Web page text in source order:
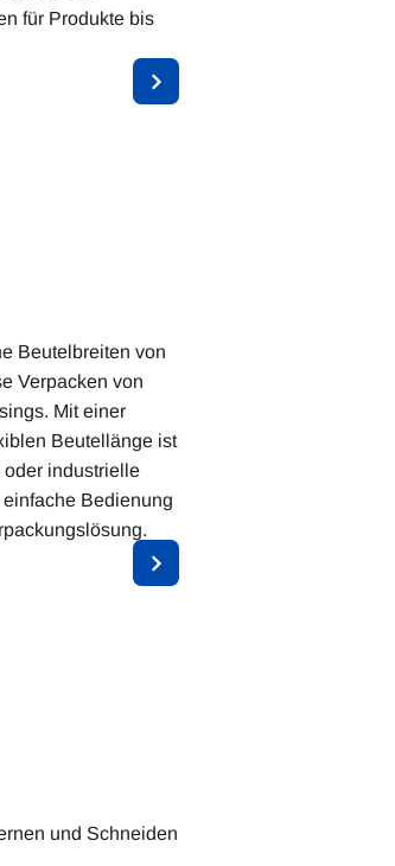
für Produkte bis
Beutelbreiten von
Verpacken von
Mit einer
Beutellänge ist
industrielle
Bedienung
und Schneiden